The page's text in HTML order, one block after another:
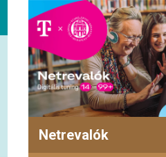
Netrevalók